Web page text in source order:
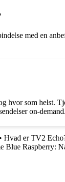
med en
hvor som helst.
on-demand.
Hvad er TV2
Blue Raspberry: